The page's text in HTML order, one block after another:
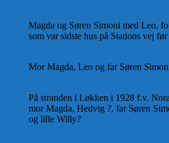
Magda og Søren Simoni med Leo,
som var sidste hus på Stations vej
Mor Magda, Leo og far Søren
På stranden i Løkken i 1928 f.v.
mor Magda, Hedvig ?, far Søren
og lille Willy?